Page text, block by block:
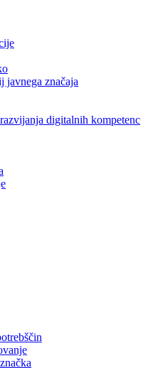
javnega značaja
digitalnih kompetenc